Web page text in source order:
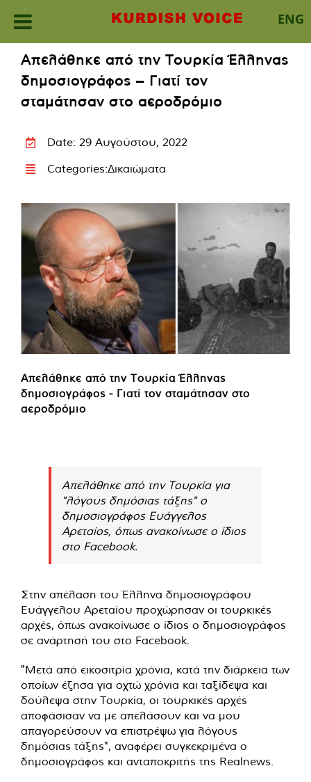
ENG
content
Απελάθηκε από την Τουρκία Έλληνας
δημοσιογράφος – Γιατί τον
σταμάτησαν στο αεροδρόμιο
Date: 29 Αυγούστου, 2022
Categories:Δικαιώματα
Απελάθηκε από την Τουρκία Έλληνας
δημοσιογράφος - Γιατί τον σταμάτησαν στο
αεροδρόμιο
Απελάθηκε από την Τουρκία για
"λόγους δημόσιας τάξης" ο
δημοσιογράφος Ευάγγελος
Αρεταίος, όπως ανακοίνωσε ο ίδιος
στο Facebook.
Στην απέλαση του Έλληνα δημοσιογράφου
Ευάγγελου Αρεταίου προχώρησαν οι τουρκικές
αρχές, όπως ανακοίνωσε ο ίδιος ο δημοσιογράφος
σε ανάρτησή του στο Facebook.
"Μετά από εικοσιτρία χρόνια, κατά την διάρκεια των
οποίων έζησα για οχτώ χρόνια και ταξίδεψα και
δούλεψα στην Τουρκία, οι τουρκικές αρχές
αποφάσισαν να με απελάσουν και να μου
απαγορεύσουν να επιστρέψω για λόγους
δημόσιας τάξης", αναφέρει συγκεκριμένα ο
δημοσιογράφος και ανταποκριτής της Realnews.